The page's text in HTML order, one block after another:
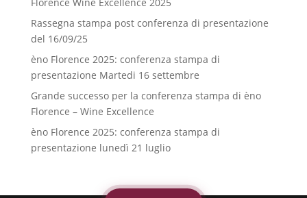
Florence Wine Excellence 2025
Rassegna stampa post conferenza di presentazione
del 16/09/25
èno Florence 2025: conferenza stampa di
presentazione Martedi 16 settembre
Grande successo per la conferenza stampa di èno
Florence – Wine Excellence
èno Florence 2025: conferenza stampa di
presentazione lunedì 21 luglio